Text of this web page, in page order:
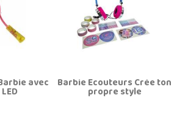
avec Barbie Écouteurs Crée ton
propre style